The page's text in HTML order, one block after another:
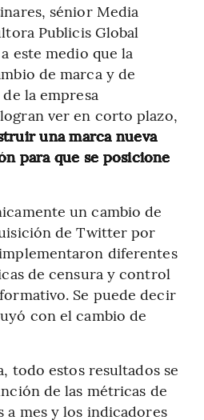
sénior Media
Publicis Global
este medio que la
de marca y de
la empresa
ver en corto plazo,
una marca nueva
para que se posicione
un cambio de
de Twitter por
diferentes
de censura y control
Se puede decir
con el cambio de
todo estos resultados se
de las métricas de
a mes y los indicadores